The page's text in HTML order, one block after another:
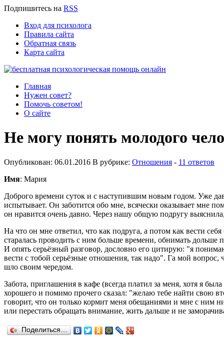
Подпишитесь на RSS
Вход для психолога
Правила сайта
Обратная связь
Карта сайта
Главная
Нужен совет?
Помочь советом!
О сайте
Не могу понять молодого
Опубликован: 06.01.2016 В рубрике: Отношения - 11 ответов
Имя: Мария
Доброго времени суток и с наступившим новым годом. Уже
испытывает. Он заботится обо мне, всячески оказывает мне
он нравится очень давно. Через нашу общую подругу
На что он мне ответил, что как подруга, а потом как вести
старалась проводить с ним больше времени, обнимать
И опять серьёзный разговор, дословно его цитирую: "я
вести с тобой серьёзные отношения, так надо". Га мой вопрос,
шло своим чередом.
Забота, приглашения в кафе (всегда платил за меня, хотя я
хорошего и помимо прочего сказал: "желаю тебе найти свою
говорит, что он только кормит меня обещаниями и мне с ним
или перестать обращать внимание, жить дальше и не
Поделиться…